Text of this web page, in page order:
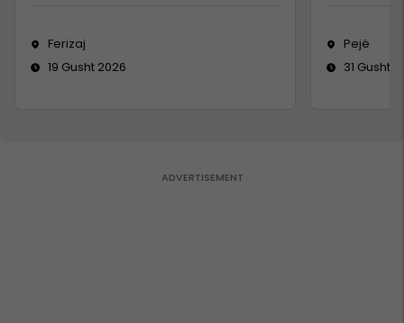
Ferizaj
19 Gusht 2026
Pejë
31 Gusht